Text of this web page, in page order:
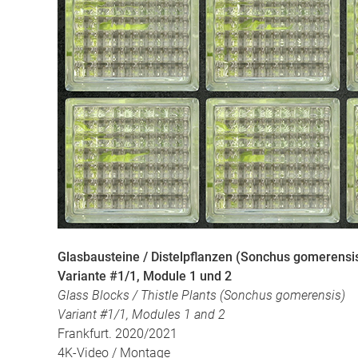
Glasbausteine / Distelpflanzen (Sonchus
Variante #1/1, Module 1 und 2
Glass Blocks / Thistle Plants (Sonchus gomerensis)
Variant #1/1, Modules 1 and 2
Frankfurt. 2020/2021
4K-Video / Montage